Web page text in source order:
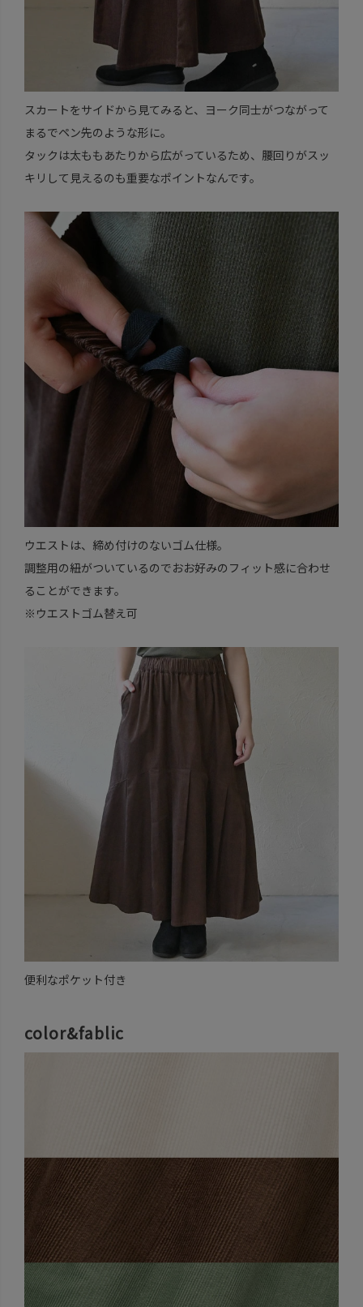
スカートをサイドから見てみると、ヨーク同士がつながって
まるでペン先のような形に。
タックは太ももあたりから広がっているため、腰回りがスッ
キリして見えるのも重要なポイントなんです。
ウエストは、締め付けのないゴム仕様。
調整用の紐がついているのでおお好みのフィット感に合わせ
ることができます。
※ウエストゴム替え可
便利なポケット付き
color&fablic